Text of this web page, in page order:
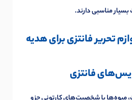
مناسبی دارند.
تحریر فانتزی برای هدیه
فانتزی